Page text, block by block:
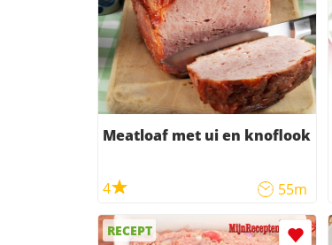
Meatloaf met ui en knoflook
4 55m
RECEPT